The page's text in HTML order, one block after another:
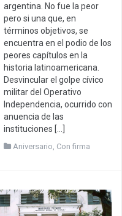
argentina. No fue la peor
pero si una que, en
términos objetivos, se
encuentra en el podio de los
peores capítulos en la
historia latinoamericana.
Desvincular el golpe cívico
militar del Operativo
Independencia, ocurrido con
anuencia de las
instituciones […]
Aniversario, Con firma